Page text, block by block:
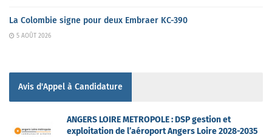
La Colombie signe pour deux Embraer KC-390
5 AOÛT 2026
Avis d'Appel à Candidature
ANGERS LOIRE METROPOLE : DSP gestion et
exploitation de l’aéroport Angers Loire 2028-2035